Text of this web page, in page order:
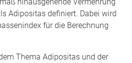
Adipositas definiert. Dabei wird
für die Berechnung
Thema Adipositas und der